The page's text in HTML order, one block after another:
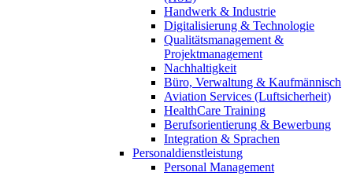
Handwerk & Industrie
Digitalisierung & Technologie
Qualitätsmanagement &
Projektmanagement
Nachhaltigkeit
Büro, Verwaltung & Kaufmännisch
Aviation Services (Luftsicherheit)
HealthCare Training
Berufsorientierung & Bewerbung
Integration & Sprachen
Personaldienstleistung
Personal Management